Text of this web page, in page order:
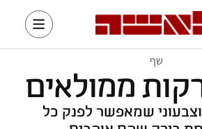
שף
ממולאים
וצבעוני שמאפשר לפנק כל